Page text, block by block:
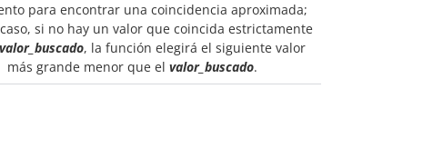
para encontrar una coincidencia aproximada;
si no hay un valor que coincida estrictamente
valor_buscado, la función elegirá el siguiente valor
más grande menor que el valor_buscado.